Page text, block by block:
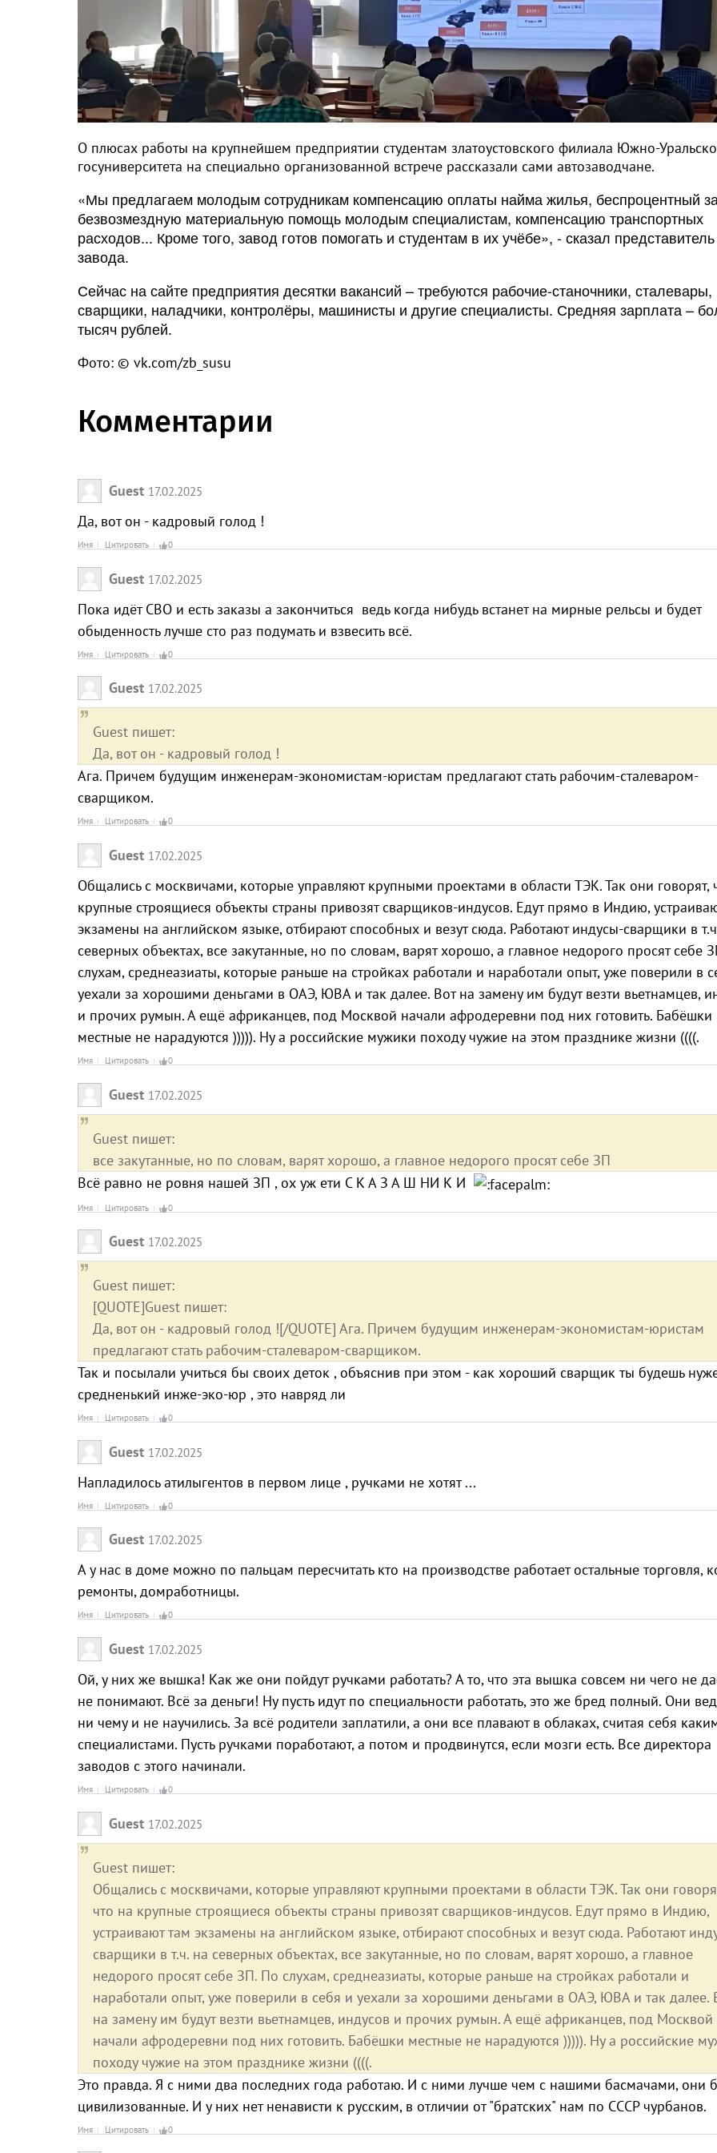
О плюсах работы на крупнейшем предприятии студентам златоустовского филиала Южно-
госуниверситета на специально организованной встрече рассказали сами автозаводчане.
«Мы предлагаем молодым сотрудникам компенсацию оплаты найма жилья, беспроцентный
безвозмездную материальную помощь молодым специалистам, компенсацию транспортных
расходов... Кроме того, завод готов помогать и студентам в их учёбе», - сказал представитель
завода.
Сейчас на сайте предприятия десятки вакансий – требуются рабочие-станочники, сталевары,
сварщики, наладчики, контролёры, машинисты и другие специалисты. Средняя зарплата –
тысяч рублей.
Фото: © vk.com/zb_susu
Комментарии
Guest 17.02.2025
Да, вот он - кадровый голод !
Имя Цитировать 0
Guest 17.02.2025
Пока идёт СВО и есть заказы а закончиться ведь когда нибудь встанет на мирные рельсы и будет
обыденность лучше сто раз подумать и взвесить всё.
Имя Цитировать 0
Guest 17.02.2025
Guest пишет:
Да, вот он - кадровый голод !
Ага. Причем будущим инженерам-экономистам-юристам предлагают стать рабочим-сталеваром-
сварщиком.
Имя Цитировать 0
Guest 17.02.2025
Общались с москвичами, которые управляют крупными проектами в области ТЭК. Так они говорят,
крупные строящиеся объекты страны привозят сварщиков-индусов. Едут прямо в Индию,
экзамены на английском языке, отбирают способных и везут сюда. Работают индусы-сварщики в
северных объектах, все закутанные, но по словам, варят хорошо, а главное недорого просят себе
слухам, среднеазиаты, которые раньше на стройках работали и наработали опыт, уже поверили в
уехали за хорошими деньгами в ОАЭ, ЮВА и так далее. Вот на замену им будут везти вьетнамцев,
и прочих румын. А ещё африканцев, под Москвой начали афродеревни под них готовить. Бабёшки
местные не нарадуются ))))). Ну а российские мужики походу чужие на этом празднике жизни ((((.
Имя Цитировать 0
Guest 17.02.2025
Guest пишет:
все закутанные, но по словам, варят хорошо, а главное недорого просят себе ЗП
Всё равно не ровня нашей ЗП , ох уж ети С К А З А Ш НИ К И
Имя Цитировать 0
Guest 17.02.2025
Guest пишет:
[QUOTE]Guest пишет:
Да, вот он - кадровый голод ![/QUOTE] Ага. Причем будущим инженерам-экономистам-юристам
предлагают стать рабочим-сталеваром-сварщиком.
Так и посылали учиться бы своих деток , объяснив при этом - как хороший сварщик ты будешь
средненький инже-эко-юр , это навряд ли
Имя Цитировать 0
Guest 17.02.2025
Напладилось атилыгентов в первом лице , ручками не хотят ...
Имя Цитировать 0
Guest 17.02.2025
А у нас в доме можно по пальцам пересчитать кто на производстве работает остальные торговля,
ремонты, домработницы.
Имя Цитировать 0
Guest 17.02.2025
Ой, у них же вышка! Как же они пойдут ручками работать? А то, что эта вышка совсем ни чего не
не понимают. Всё за деньги! Ну пусть идут по специальности работать, это же бред полный. Они
ни чему и не научились. За всё родители заплатили, а они все плавают в облаках, считая себя
специалистами. Пусть ручками поработают, а потом и продвинутся, если мозги есть. Все директора
заводов с этого начинали.
Имя Цитировать 0
Guest 17.02.2025
Guest пишет:
Общались с москвичами, которые управляют крупными проектами в области ТЭК. Так они
что на крупные строящиеся объекты страны привозят сварщиков-индусов. Едут прямо в Индию,
устраивают там экзамены на английском языке, отбирают способных и везут сюда. Работают
сварщики в т.ч. на северных объектах, все закутанные, но по словам, варят хорошо, а главное
недорого просят себе ЗП. По слухам, среднеазиаты, которые раньше на стройках работали и
наработали опыт, уже поверили в себя и уехали за хорошими деньгами в ОАЭ, ЮВА и так далее.
на замену им будут везти вьетнамцев, индусов и прочих румын. А ещё африканцев, под Москвой
начали афродеревни под них готовить. Бабёшки местные не нарадуются ))))). Ну а российские
походу чужие на этом празднике жизни ((((.
Это правда. Я с ними два последних года работаю. И с ними лучше чем с нашими басмачами, они
цивилизованные. И у них нет ненависти к русским, в отличии от "братских" нам по СССР чурбанов.
Имя Цитировать 0